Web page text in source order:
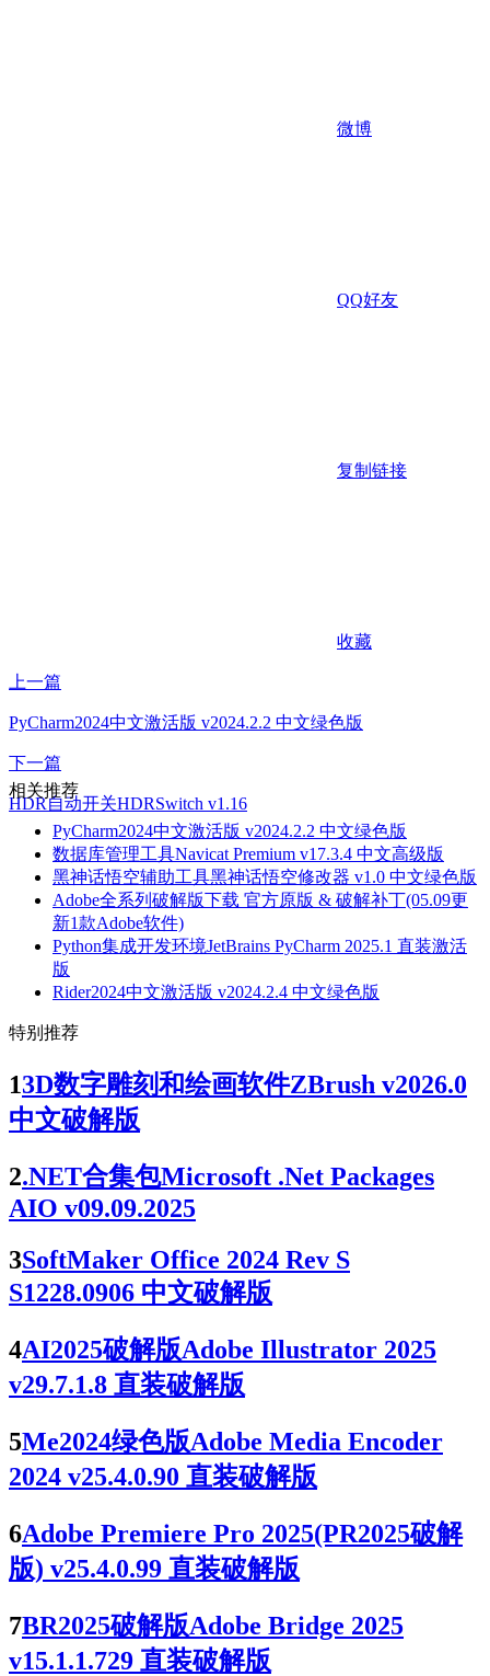
微博
QQ好友
复制链接
收藏
上一篇
PyCharm2024中文激活版 v2024.2.2 中文绿色版
下一篇
HDR自动开关HDRSwitch v1.16
相关推荐
PyCharm2024中文激活版 v2024.2.2 中文绿色版
数据库管理工具Navicat Premium v17.3.4 中文高级版
黑神话悟空辅助工具黑神话悟空修改器 v1.0 中文绿色版
Adobe全系列破解版下载 官方原版 & 破解补丁(05.09更
新1款Adobe软件)
Python集成开发环境JetBrains PyCharm 2025.1 直装激活
版
Rider2024中文激活版 v2024.2.4 中文绿色版
特别推荐
13D数字雕刻和绘画软件ZBrush v2026.0
中文破解版
2.NET合集包Microsoft .Net Packages
AIO v09.09.2025
3SoftMaker Office 2024 Rev S
S1228.0906 中文破解版
4AI2025破解版Adobe Illustrator 2025
v29.7.1.8 直装破解版
5Me2024绿色版Adobe Media Encoder
2024 v25.4.0.90 直装破解版
6Adobe Premiere Pro 2025(PR2025破解
版) v25.4.0.99 直装破解版
7BR2025破解版Adobe Bridge 2025
v15.1.1.729 直装破解版